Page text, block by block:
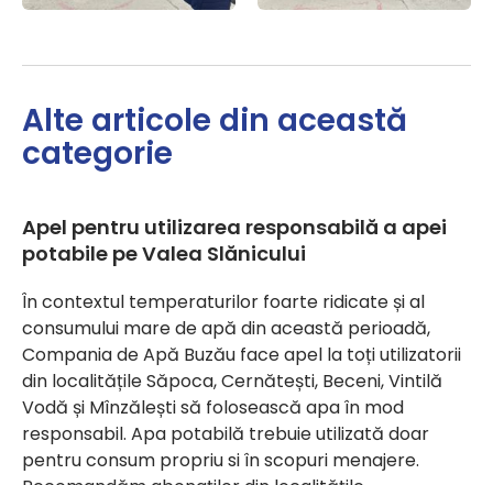
Alte articole din această
categorie
Apel pentru utilizarea responsabilă a apei
potabile pe Valea Slănicului
În contextul temperaturilor foarte ridicate și al
consumului mare de apă din această perioadă,
Compania de Apă Buzău face apel la toți utilizatorii
din localitățile Săpoca, Cernătești, Beceni, Vintilă
Vodă și Mînzălești să folosească apa în mod
responsabil. Apa potabilă trebuie utilizată doar
pentru consum propriu si în scopuri menajere.